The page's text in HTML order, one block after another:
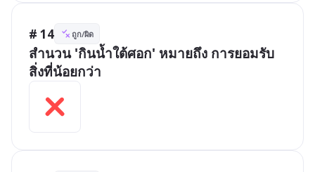
# 14 ถูก/ผิด
สำนวน 'กินน้ำใต้ศอก' หมายถึง การยอมรับ
สิ่งที่น้อยกว่า